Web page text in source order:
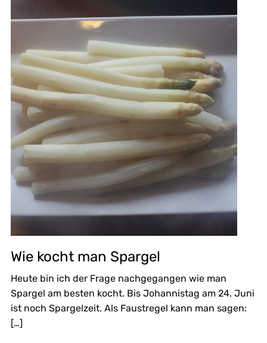
Wie kocht man Spargel
Heute bin ich der Frage nachgegangen wie man
Spargel am besten kocht. Bis Johannistag am 24. Juni
ist noch Spargelzeit. Als Faustregel kann man sagen:
[…]